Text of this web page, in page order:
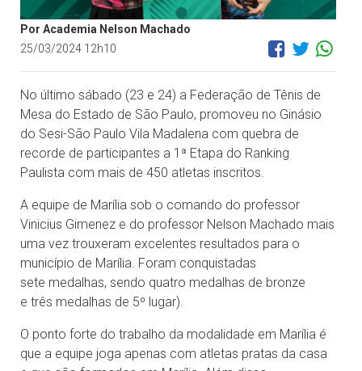
Por Academia Nelson Machado
25/03/2024 12h10
No último sábado (23 e 24) a Federação de Tênis de
Mesa do Estado de São Paulo, promoveu no Ginásio
do Sesi-São Paulo Vila Madalena com quebra de
recorde de participantes a 1ª Etapa do Ranking
Paulista com mais de 450 atletas inscritos.
A equipe de Marília sob o comando do professor
Vinicius Gimenez e do professor Nelson Machado mais
uma vez trouxeram excelentes resultados para o
município de Marília. Foram conquistadas
sete medalhas, sendo quatro medalhas de bronze
e três medalhas de 5º lugar).
O ponto forte do trabalho da modalidade em Marília é
que a equipe joga apenas com atletas pratas da casa